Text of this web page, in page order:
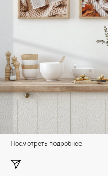
Посмотреть подробнее